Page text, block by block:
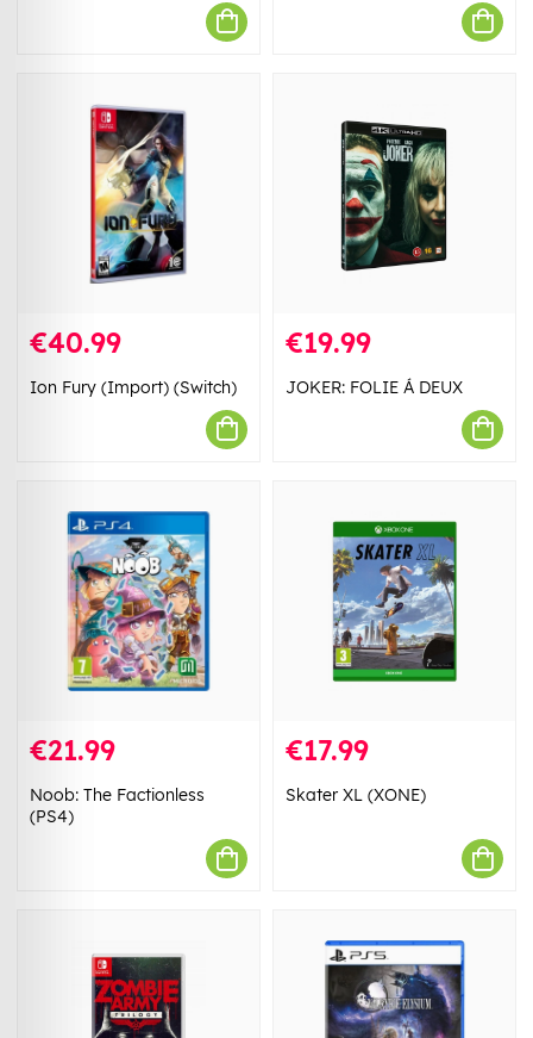
€40.99
Ion Fury (Import) (Switch)
€19.99
JOKER: FOLIE Á DEUX
€21.99
Noob: The Factionless
(PS4)
€17.99
Skater XL (XONE)